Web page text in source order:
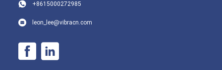
+8615000272985
leon_lee@vibracn.com